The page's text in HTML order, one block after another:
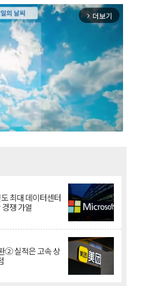
arrow_forward_ios 더보기
최대 데이터센터
쟁 가열
② 실적은 고속 상